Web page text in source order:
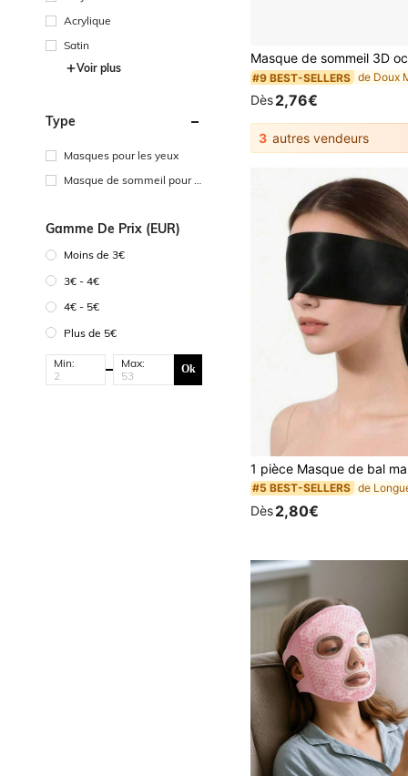
Acrylique
Satin
Voir plus
Type
Masques pour les yeux
Masque de sommeil pour l
Gamme De Prix (EUR)
Moins de 3€
3€ - 4€
4€ - 5€
Plus de 5€
Min: Max: Ok
#9 BEST-SELLERS
Dès2,76€
3 autres vendeurs
#5 BEST-SELLERS
Dès2,80€